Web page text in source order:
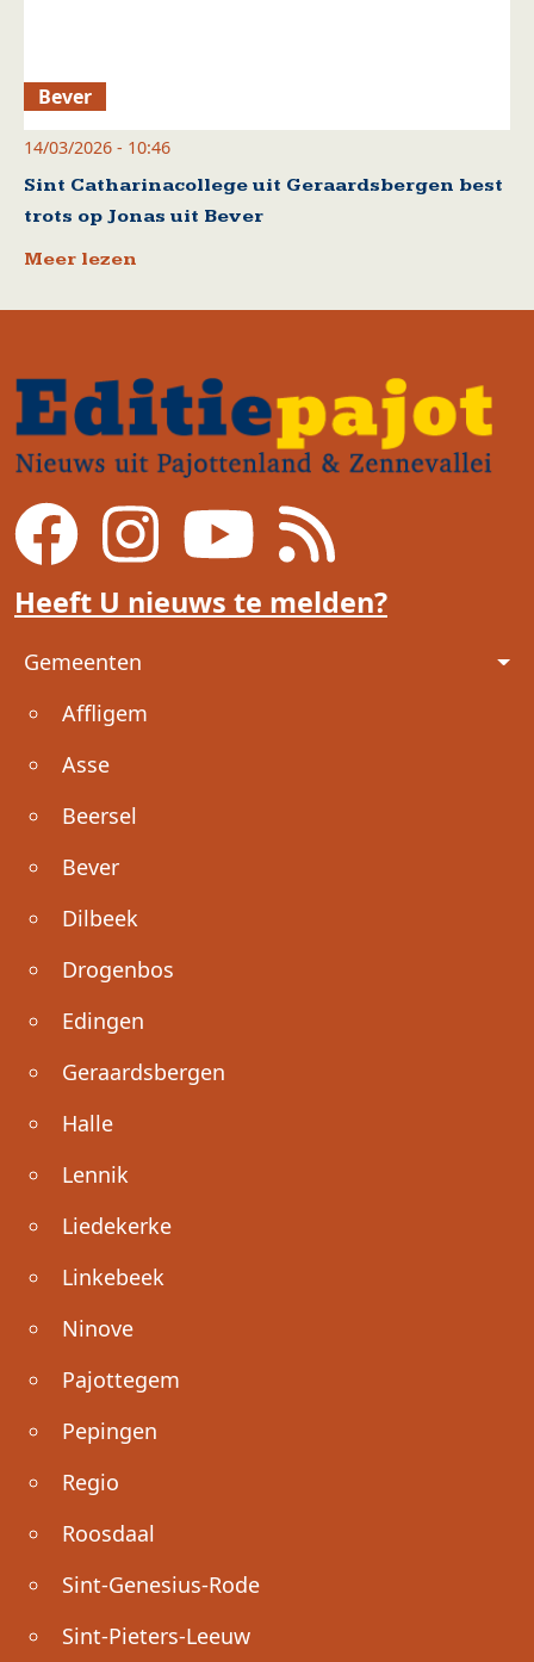
Bever
14/03/2026 - 10:46
Sint Catharinacollege uit Geraardsbergen best
trots op Jonas uit Bever
Meer lezen
Heeft U nieuws te melden?
Voet
Gemeenten
Affligem
Asse
Beersel
Bever
Dilbeek
Drogenbos
Edingen
Geraardsbergen
Halle
Lennik
Liedekerke
Linkebeek
Ninove
Pajottegem
Pepingen
Regio
Roosdaal
Sint-Genesius-Rode
Sint-Pieters-Leeuw